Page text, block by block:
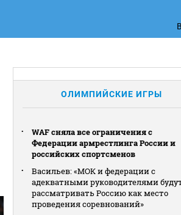
ОЛИМПИЙСКИЕ ИГРЫ
WAF сняла все ограничения с
Федерации армрестлинга России и
российских спортсменов
Васильев: «МОК и федерации с
адекватными руководителями
рассматривать Россию как место
проведения соревнований»